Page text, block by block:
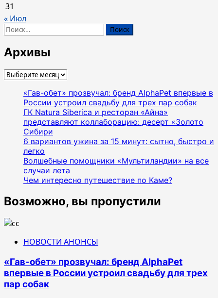
31
« Июл
Найти:
Архивы
Архивы
«Гав-обет» прозвучал: бренд AlphaPet впервые в
России устроил свадьбу для трех пар собак
ГК Natura Siberica и ресторан «Айна»
представляют коллаборацию: десерт «Золото
Сибири
6 вариантов ужина за 15 минут: сытно, быстро и
легко
Волшебные помощники «Мультиландии» на все
случаи лета
Чем интересно путешествие по Каме?
Возможно, вы пропустили
НОВОСТИ АНОНСЫ
«Гав-обет» прозвучал: бренд AlphaPet
впервые в России устроил свадьбу для трех
пар собак